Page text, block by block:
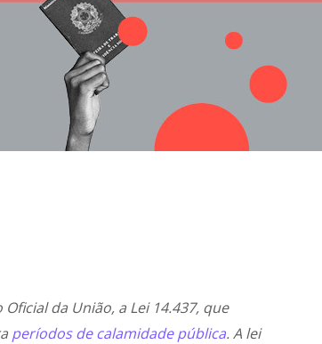
da União, a Lei 14.437, que
períodos de calamidade pública. A lei